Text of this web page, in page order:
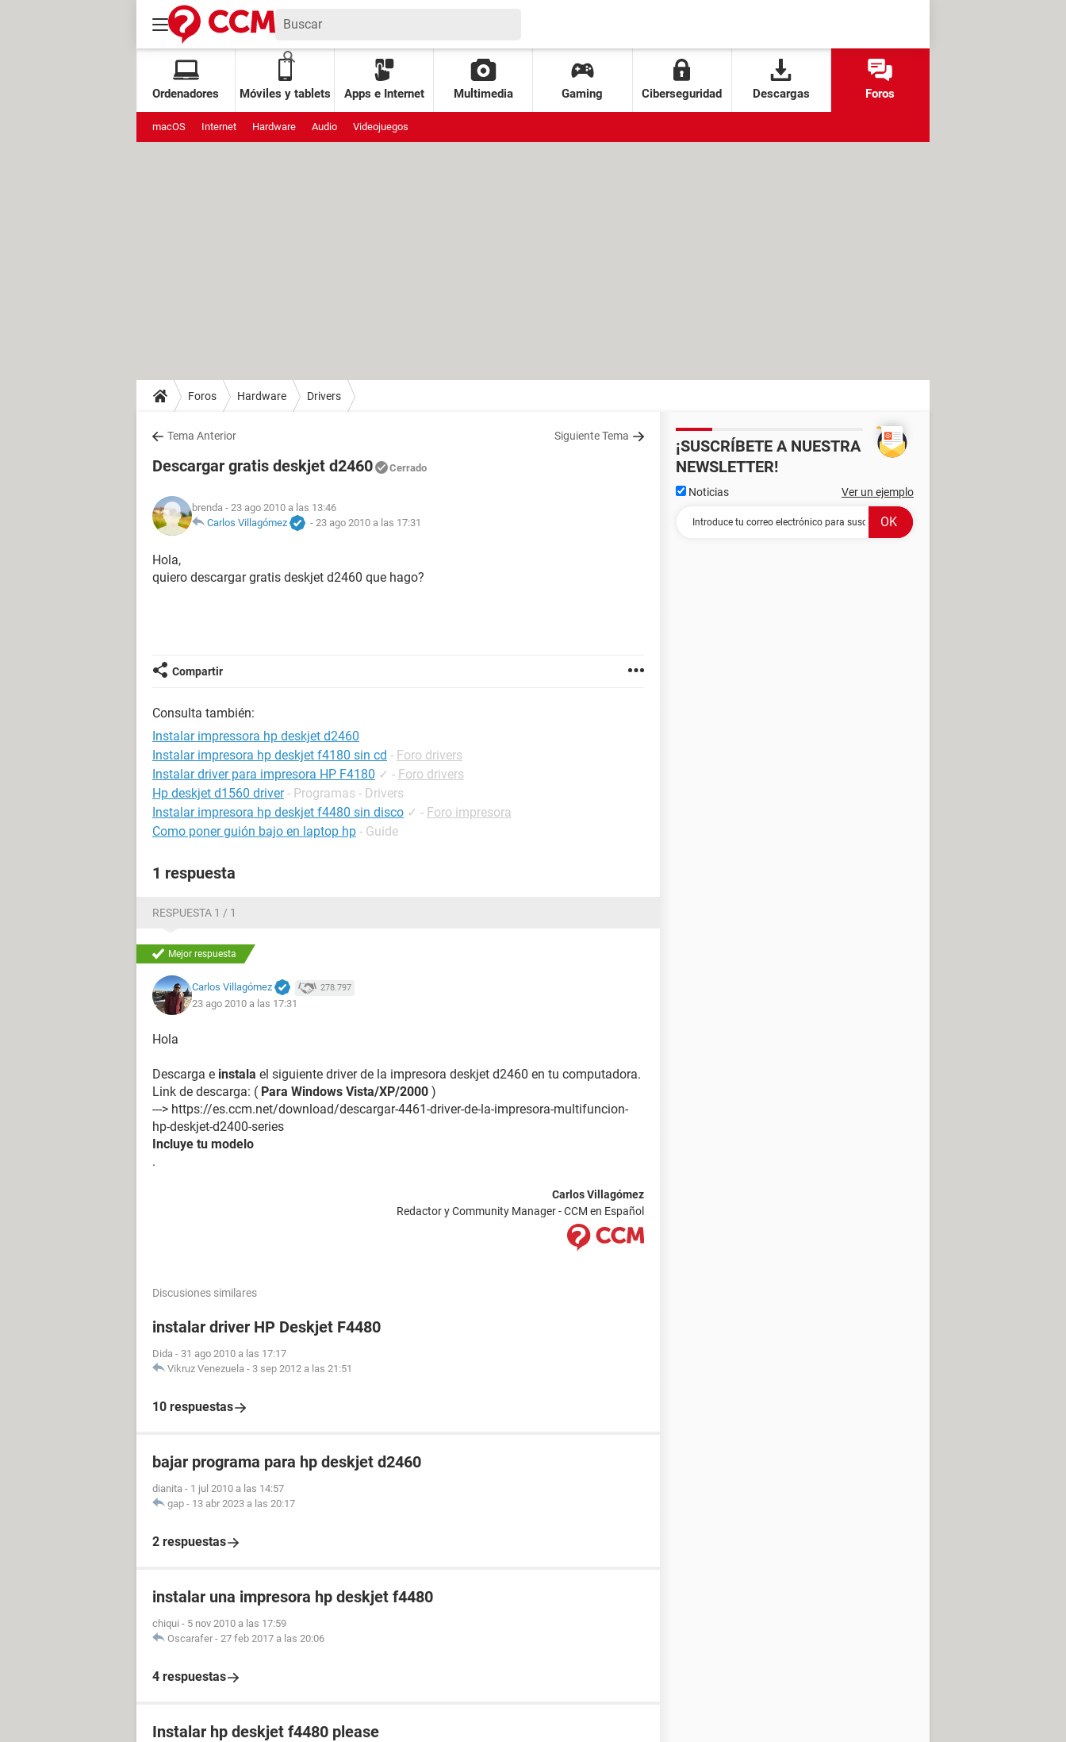
Ordenadores Móviles y tablets Apps e Internet Multimedia Gaming Ciberseguridad Descargas Foros
macOS Internet Hardware Audio Videojuegos
Foros Hardware Drivers
Tema Anterior Siguiente Tema
Descargar gratis deskjet d2460 Cerrado
brenda - 23 ago 2010 a las 13:46
Carlos Villagómez
- 23 ago 2010 a las 17:31
Hola,
quiero descargar gratis deskjet d2460 que hago?
Compartir
Consulta también:
Instalar impressora hp deskjet d2460
Instalar impresora hp deskjet f4180 sin cd - Foro drivers
Instalar driver para impresora HP F4180 ✓ - Foro drivers
Hp deskjet d1560 driver - Programas - Drivers
Instalar impresora hp deskjet f4480 sin disco ✓ - Foro impresora
Como poner guión bajo en laptop hp - Guide
1 respuesta
RESPUESTA 1 / 1
Mejor respuesta
Carlos Villagómez 278.797
23 ago 2010 a las 17:31
Hola
Descarga e instala el siguiente driver de la impresora deskjet d2460 en tu computadora.
Link de descarga: ( Para Windows Vista/XP/2000 )
---> https://es.ccm.net/download/descargar-4461-driver-de-la-impresora-multifuncion-
hp-deskjet-d2400-series
Incluye tu modelo
.
Carlos Villagómez
Redactor y Community Manager - CCM en Español
Discusiones similares
instalar driver HP Deskjet F4480
Dida - 31 ago 2010 a las 17:17
Vikruz Venezuela - 3 sep 2012 a las 21:51
10 respuestas
bajar programa para hp deskjet d2460
dianita - 1 jul 2010 a las 14:57
gap - 13 abr 2023 a las 20:17
2 respuestas
instalar una impresora hp deskjet f4480
chiqui - 5 nov 2010 a las 17:59
Oscarafer - 27 feb 2017 a las 20:06
4 respuestas
Instalar hp deskjet f4480 please
¡SUSCRÍBETE A NUESTRA
NEWSLETTER!
Noticias Ver un ejemplo